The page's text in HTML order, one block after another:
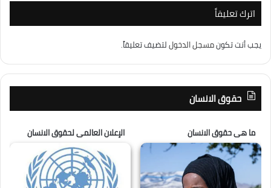
اترك تعليقاً
يجب أنت تكونمسجل الدخوللتضيف تعليقاً.
حقوق الانسان
ما هى حقوق الانسان الإعلان العالمى لحقوق الانسان